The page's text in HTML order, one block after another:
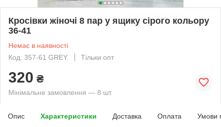
Кросівки жіночі 8 пар у ящику сірого кольору
36-41
Немає в наявності
Код: 357-61 GREY.
Тільки опт
320 ₴
Мінімальне замовлення — 8 шт.
Опис Характеристики Доставка Оплата Умови